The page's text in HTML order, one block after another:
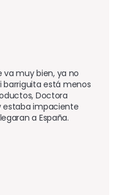
muy bien, ya no
está menos
Doctora
estaba impaciente
a España.